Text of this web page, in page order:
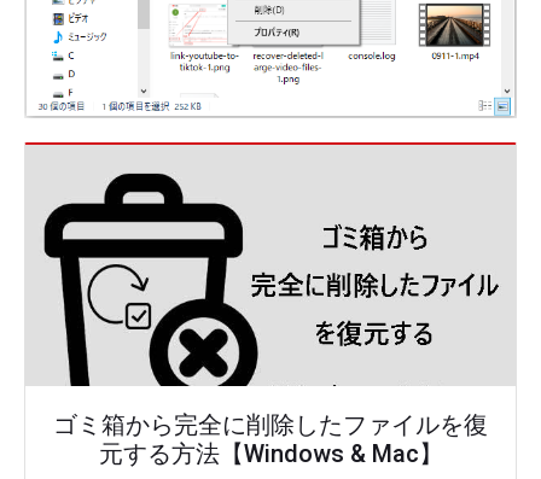
ゴミ箱から完全に削除したファイルを復
元する方法【Windows & Mac】